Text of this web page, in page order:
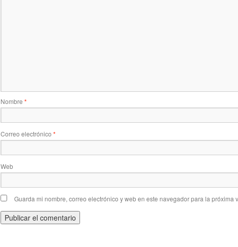
Nombre *
Correo electrónico *
Web
Guarda mi nombre, correo electrónico y web en este navegador para la próxima